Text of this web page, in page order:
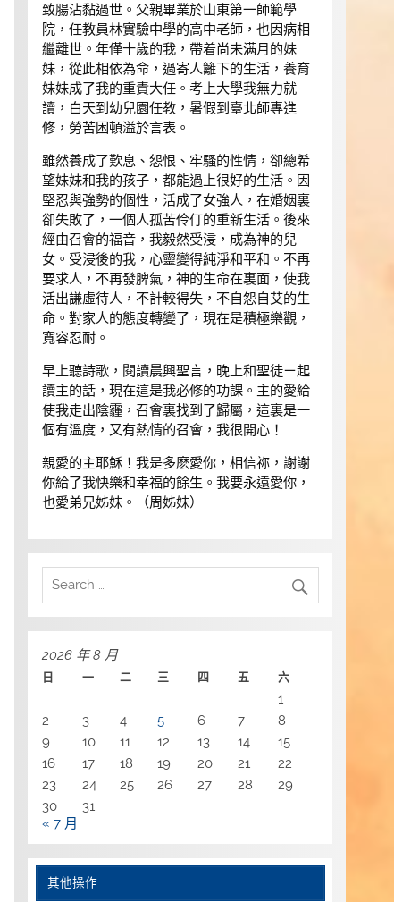
致腸沾黏過世。父親畢業於山東第一師範學
院，任教員林實驗中學的高中老師，也因病相
繼離世。年僅十歲的我，帶着尚未满月的妹
妹，從此相依為命，過寄人籬下的生活，養育
妹妹成了我的重責大任。考上大學我無力就
讀，白天到幼兒園任教，暑假到臺北師專進
修，勞苦困頓溢於言表。
雖然養成了歎息、怨恨、牢騷的性情，卻總希
望妹妹和我的孩子，都能過上很好的生活。因
堅忍與強勢的個性，活成了女強人，在婚姻裏
卻失敗了，一個人孤苦伶仃的重新生活。後來
經由召會的福音，我毅然受浸，成為神的兒
女。受浸後的我，心靈變得純淨和平和。不再
要求人，不再發脾氣，神的生命在裏面，使我
活出謙虛待人，不計較得失，不自怨自艾的生
命。對家人的態度轉變了，現在是積極樂觀，
寬容忍耐。
早上聽詩歌，閱讀晨興聖言，晚上和聖徒ㄧ起
讀主的話，現在這是我必修的功課。主的愛給
使我走出陰霾，召會裏找到了歸屬，這裏是一
個有溫度，又有熱情的召會，我很開心！
親愛的主耶穌！我是多麽愛你，相信祢，謝謝
你給了我快樂和幸福的餘生。我要永遠愛你，
也愛弟兄姊妹。（周姊妹）
2026 年 8 月
日 一 二 三 四 五 六
1
2
3 4 5 6 7
8
9
10 11 12 13 14
15
16
17 18 19 20 21
22
23
24 25 26 27 28
29
30
31
« 7 月
其他操作